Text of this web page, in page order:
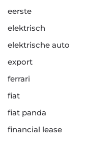
eerste
elektrisch
elektrische auto
export
ferrari
fiat
fiat panda
financial lease